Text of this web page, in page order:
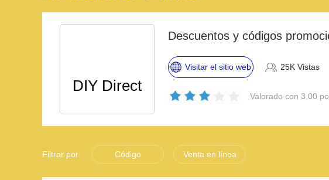
DIY Direct
Descuentos y códigos
Visitar el sitio web 25K Vistas
Valorado con 3.00
Filtrar por Código Venta en línea